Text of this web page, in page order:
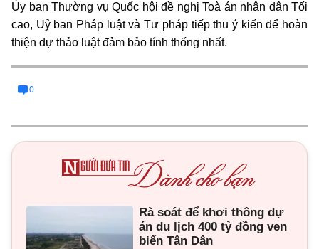
Ủy ban Thường vụ Quốc hội đề nghị Toà án nhân dân Tối
cao, Uỷ ban Pháp luật và Tư pháp tiếp thu ý kiến để hoàn
thiện dự thảo luật đảm bảo tính thống nhất.
0
Rà soát để khơi thông dự
án du lịch 400 tỷ đồng ven
biển Tân Dân